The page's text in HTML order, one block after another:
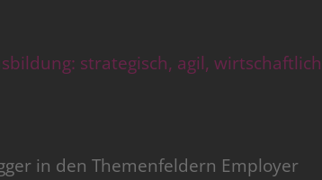
strategisch, agil, wirtschaftlich
in den Themenfeldern Employer